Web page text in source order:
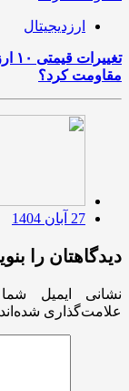
ارزدیجیتال
مقاومت کرد؟
27 آبان 1404
دیدگاهتان را
نشانی ایمیل
علامت‌گذاری شده‌اند